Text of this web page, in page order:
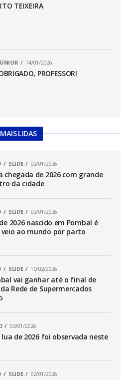
TEIXEIRA
14/01/2026
PROFESSOR!
MAIS LIDAS
SLIDE 02/01/2026
chegada de 2026 com grande
da cidade
SLIDE 02/01/2026
2026 nascido em Pombal é
ao mundo por parto
SLIDE 10/02/2026
vai ganhar até o final de
Rede de Supermercados
03/01/2026
de 2026 foi observada neste
SLIDE 02/01/2026